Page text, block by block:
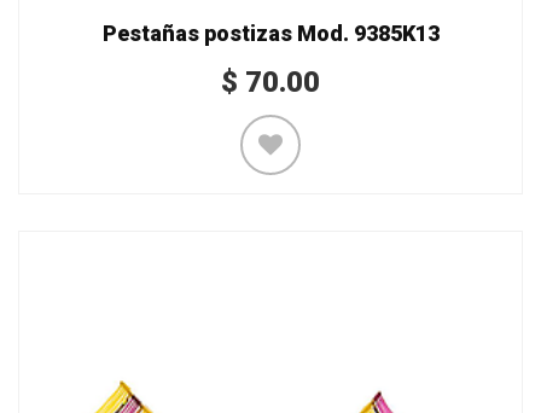
Pestañas postizas Mod. 9385K13
$ 70.00